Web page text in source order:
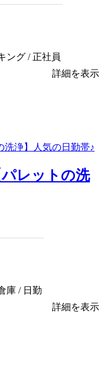
ング / 正社員
詳細を表示
レットの洗
庫 / 日勤
詳細を表示